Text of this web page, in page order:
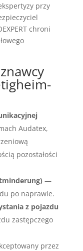
przy
chroni
Audatex,
pozostałości
—
po naprawie.
z pojazdu
zastępczego
przez